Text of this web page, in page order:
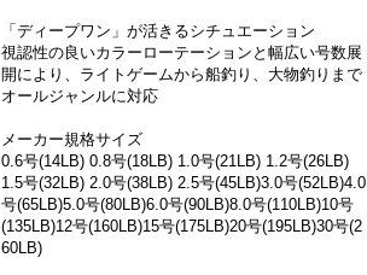
「ディープワン」が活きるシチュエーション
視認性の良いカラーローテーションと幅広い号数展
開により、ライトゲームから船釣り、大物釣りまで
オールジャンルに対応
メーカー規格サイズ
0.6号(14LB) 0.8号(18LB) 1.0号(21LB) 1.2号(26LB)
1.5号(32LB) 2.0号(38LB) 2.5号(45LB)3.0号(52LB)4.0
号(65LB)5.0号(80LB)6.0号(90LB)8.0号(110LB)10号
(135LB)12号(160LB)15号(175LB)20号(195LB)30号(2
60LB)